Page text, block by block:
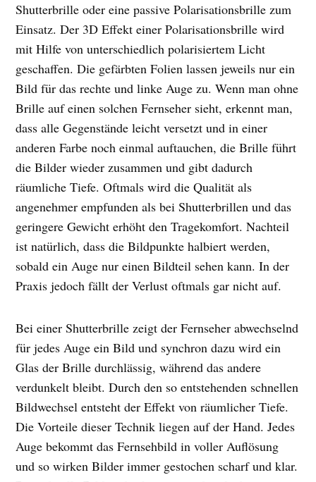
Shutterbrille oder eine passive Polarisationsbrille zum
Einsatz. Der 3D Effekt einer Polarisationsbrille wird
mit Hilfe von unterschiedlich polarisiertem Licht
geschaffen. Die gefärbten Folien lassen jeweils nur ein
Bild für das rechte und linke Auge zu. Wenn man ohne
Brille auf einen solchen Fernseher sieht, erkennt man,
dass alle Gegenstände leicht versetzt und in einer
anderen Farbe noch einmal auftauchen, die Brille führt
die Bilder wieder zusammen und gibt dadurch
räumliche Tiefe. Oftmals wird die Qualität als
angenehmer empfunden als bei Shutterbrillen und das
geringere Gewicht erhöht den Tragekomfort. Nachteil
ist natürlich, dass die Bildpunkte halbiert werden,
sobald ein Auge nur einen Bildteil sehen kann. In der
Praxis jedoch fällt der Verlust oftmals gar nicht auf.
Bei einer Shutterbrille zeigt der Fernseher abwechselnd
für jedes Auge ein Bild und synchron dazu wird ein
Glas der Brille durchlässig, während das andere
verdunkelt bleibt. Durch den so entstehenden schnellen
Bildwechsel entsteht der Effekt von räumlicher Tiefe.
Die Vorteile dieser Technik liegen auf der Hand. Jedes
Auge bekommt das Fernsehbild in voller Auflösung
und so wirken Bilder immer gestochen scharf und klar.